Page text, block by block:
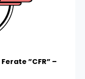
”CFR” –